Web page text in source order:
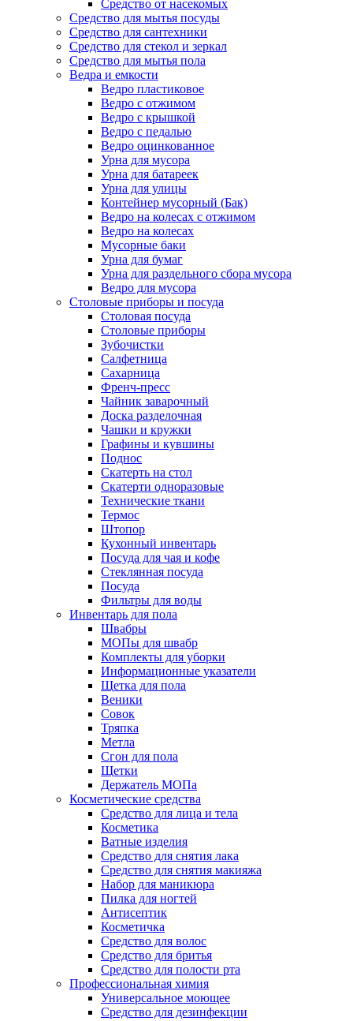
Средство от насекомых
Средство для мытья посуды
Средство для сантехники
Средство для стекол и зеркал
Средство для мытья пола
Ведра и емкости
Ведро пластиковое
Ведро с отжимом
Ведро с крышкой
Ведро с педалью
Ведро оцинкованное
Урна для мусора
Урна для батареек
Урна для улицы
Контейнер мусорный (Бак)
Ведро на колесах с отжимом
Ведро на колесах
Мусорные баки
Урна для бумаг
Урна для раздельного сбора мусора
Ведро для мусора
Столовые приборы и посуда
Столовая посуда
Столовые приборы
Зубочистки
Салфетница
Сахарница
Френч-пресс
Чайник заварочный
Доска разделочная
Чашки и кружки
Графины и кувшины
Поднос
Скатерть на стол
Скатерти одноразовые
Технические ткани
Термос
Штопор
Кухонный инвентарь
Посуда для чая и кофе
Стеклянная посуда
Посуда
Фильтры для воды
Инвентарь для пола
Швабры
МОПы для швабр
Комплекты для уборки
Информационные указатели
Щетка для пола
Веники
Совок
Тряпка
Метла
Сгон для пола
Щетки
Держатель МОПа
Косметические средства
Средство для лица и тела
Косметика
Ватные изделия
Средство для снятия лака
Средство для снятия макияжа
Набор для маникюра
Пилка для ногтей
Антисептик
Косметичка
Средство для волос
Средство для бритья
Средство для полости рта
Профессиональная химия
Универсальное моющее
Средство для дезинфекции